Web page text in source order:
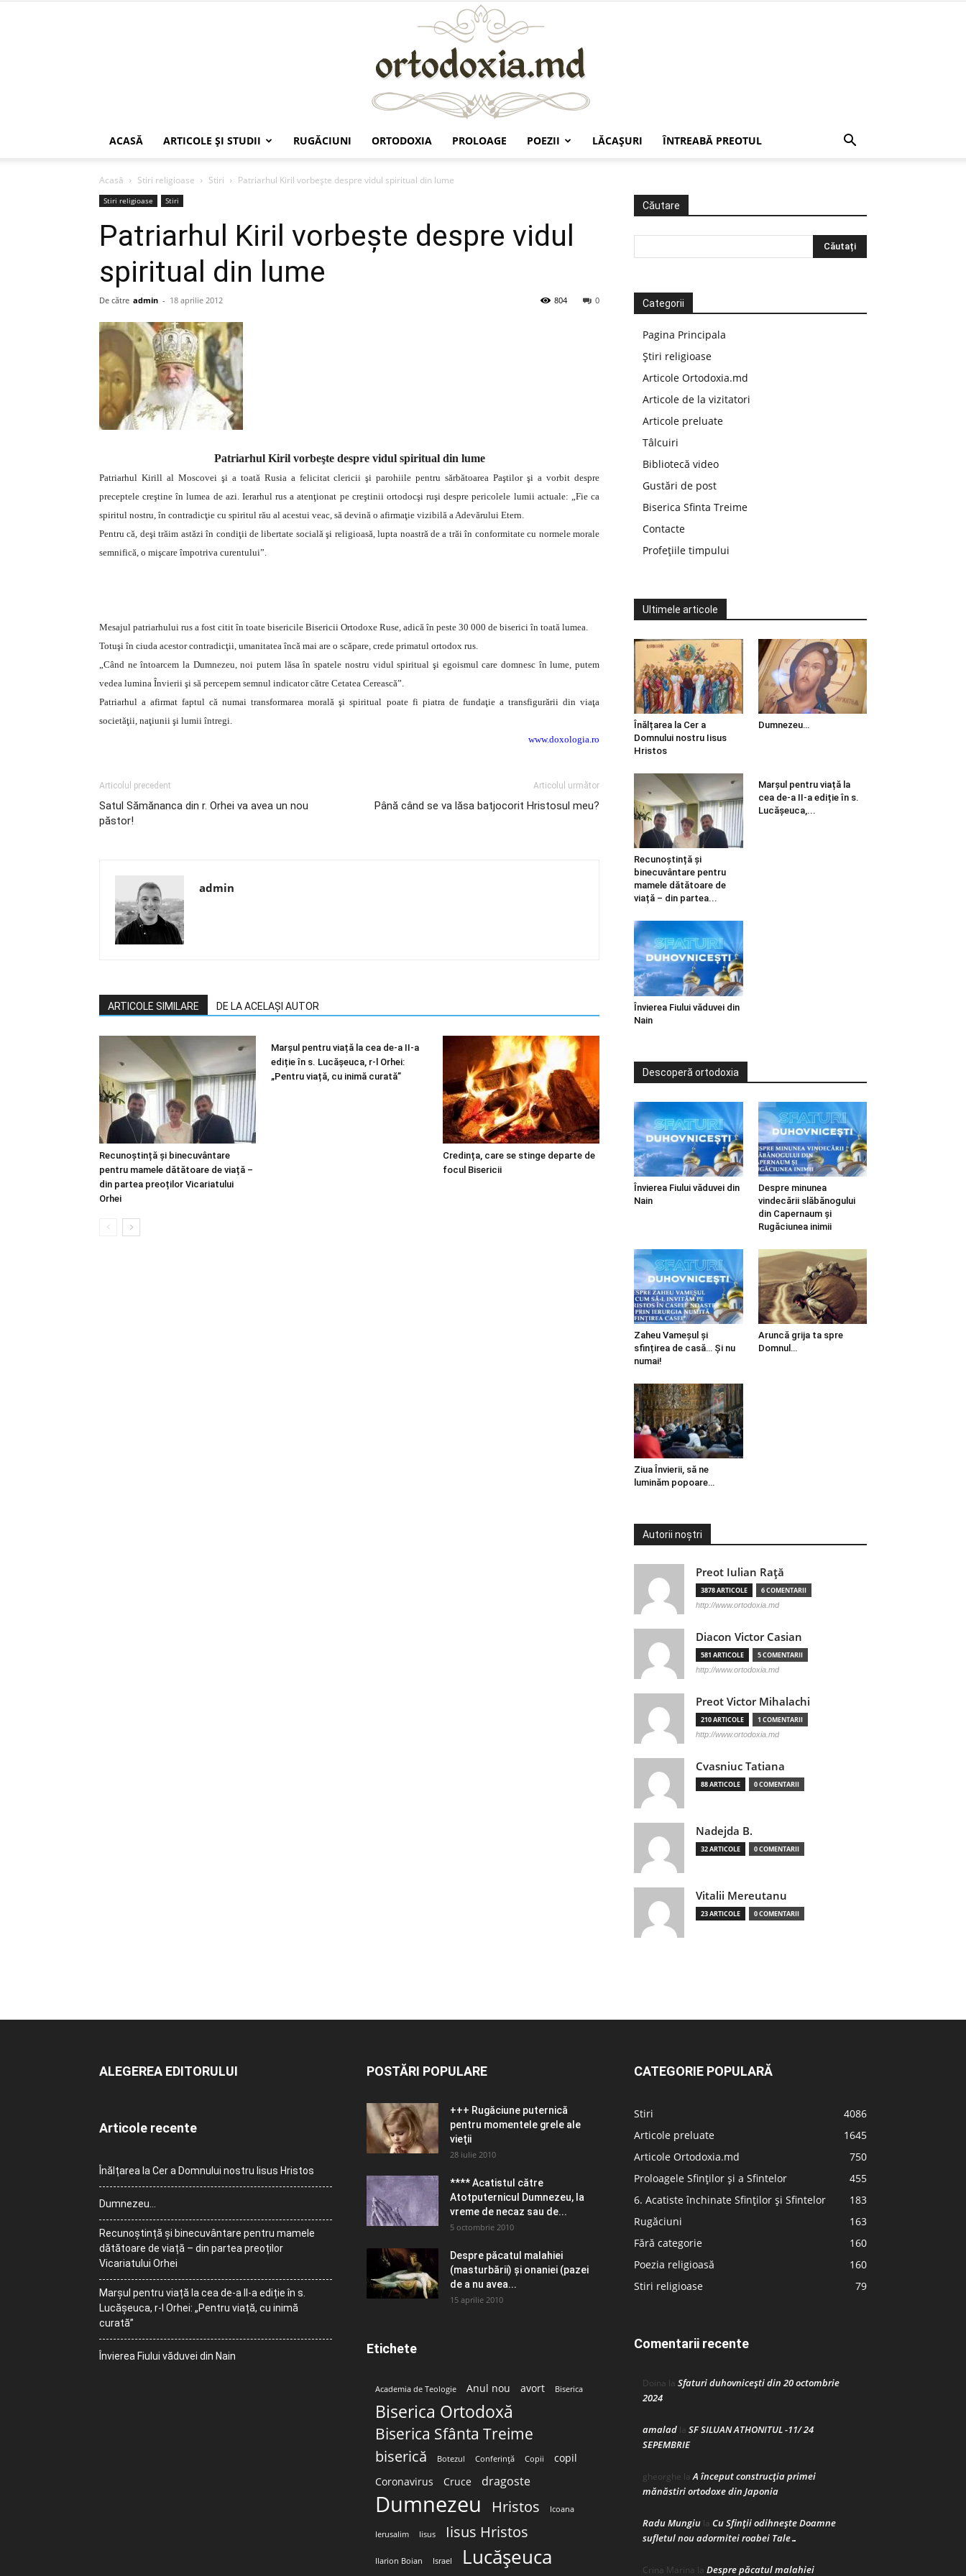
ACASĂ ARTICOLE ŞI STUDII RUGĂCIUNI ORTODOXIA PROLOAGE POEZII LĂCAŞURI ÎNTREABĂ PREOTUL
Acasă Stiri religioase Stiri Patriarhul Kiril vorbeşte despre vidul spiritual din lume
Stiri religioase Stiri
Patriarhul Kiril vorbeşte despre vidul
spiritual din lume
De către admin - 18 aprilie 2012 0
804
Patriarhul Kiril vorbeşte despre vidul spiritual din lume
Patriarhul Kirill al Moscovei şi a toată Rusia a felicitat clericii şi parohiile pentru sărbătoarea Paştilor şi a vorbit despre
preceptele creştine în lumea de azi. Ierarhul rus a atenţionat pe creştinii ortodocşi ruşi despre pericolele lumii actuale: „Fie ca
spiritul nostru, în contradicţie cu spiritul rău al acestui veac, să devină o afirmaţie vizibilă a Adevărului Etern.
Pentru că, deşi trăim astăzi în condiţii de libertate socială şi religioasă, lupta noastră de a trăi în conformitate cu normele morale
semnifică, o mişcare împotriva curentului”.
Mesajul patriarhului rus a fost citit în toate bisericile Bisericii Ortodoxe Ruse, adică în peste 30 000 de biserici în toată lumea.
Totuşi în ciuda acestor contradicţii, umanitatea încă mai are o scăpare, crede primatul ortodox rus.
„Când ne întoarcem la Dumnezeu, noi putem lăsa în spatele nostru vidul spiritual şi egoismul care domnesc în lume, putem
vedea lumina Învierii şi să percepem semnul indicator către Cetatea Cerească”.
Patriarhul a afirmat faptul că numai transformarea morală şi spiritual poate fi piatra de fundaţie a transfigurării din viaţa
societăţii, naţiunii şi lumii întregi.
www.doxologia.ro
Articolul precedent
Satul Sămănanca din r. Orhei va avea un nou
păstor!
Articolul următor
Până când se va lăsa batjocorit Hristosul meu?
admin
ARTICOLE SIMILARE DE LA ACELAȘI AUTOR
Recunoștință și binecuvântare
pentru mamele dătătoare de viață –
din partea preoților Vicariatului
Orhei
Marșul pentru viață la cea de-a II-a
ediție în s. Lucășeuca, r-l Orhei:
„Pentru viață, cu inimă curată”
Credința, care se stinge departe de
focul Bisericii
Căutare
Categorii
Pagina Principala
Știri religioase
Articole Ortodoxia.md
Articole de la vizitatori
Articole preluate
Tâlcuiri
Bibliotecă video
Gustări de post
Biserica Sfinta Treime
Contacte
Profețiile timpului
Ultimele articole
Înălțarea la Cer a
Domnului nostru Iisus
Hristos
Dumnezeu…
Recunoștință și
binecuvântare pentru
mamele dătătoare de
viață – din partea...
Marșul pentru viață la
cea de-a II-a ediție în s.
Lucășeuca,...
Învierea Fiului văduvei din
Nain
Descoperă ortodoxia
Învierea Fiului văduvei din
Nain
Despre minunea
vindecării slăbănogului
din Capernaum și
Rugăciunea inimii
Zaheu Vameșul și
sfințirea de casă… Și nu
numai!
Aruncă grija ta spre
Domnul…
Ziua Învierii, să ne
luminăm popoare…
Autorii noștri
Preot Iulian Raţă
3878 ARTICOLE 6 COMENTARII
http://www.ortodoxia.md
Diacon Victor Casian
581 ARTICOLE 5 COMENTARII
http://www.ortodoxia.md
Preot Victor Mihalachi
210 ARTICOLE 1 COMENTARII
http://www.ortodoxia.md
Cvasniuc Tatiana
88 ARTICOLE 0 COMENTARII
Nadejda B.
32 ARTICOLE 0 COMENTARII
Vitalii Mereutanu
23 ARTICOLE 0 COMENTARII
ALEGEREA EDITORULUI
Articole recente
Înălțarea la Cer a Domnului nostru Iisus Hristos
Dumnezeu…
Recunoștință și binecuvântare pentru mamele
dătătoare de viață – din partea preoților
Vicariatului Orhei
Marșul pentru viață la cea de-a II-a ediție în s.
Lucășeuca, r-l Orhei: „Pentru viață, cu inimă
curată”
Învierea Fiului văduvei din Nain
POSTĂRI POPULARE
+++ Rugăciune puternică
pentru momentele grele ale
vieţii
28 iulie 2010
**** Acatistul către
Atotputernicul Dumnezeu, la
vreme de necaz sau de...
5 octombrie 2010
Despre păcatul malahiei
(masturbării) şi onaniei (pazei
de a nu avea...
15 aprilie 2010
Etichete
Academia de Teologie Anul nou avort Biserica
Biserica Ortodoxă
Biserica Sfânta Treime
biserică Botezul Conferință Copii
copil
Coronavirus
Cruce dragoste
Dumnezeu Hristos Icoana
Ierusalim Iisus Iisus Hristos
Ilarion Boian Israel Lucășeuca
CATEGORIE POPULARĂ
Stiri
4086
Articole preluate
1645
Articole Ortodoxia.md
750
Proloagele Sfinților și a Sfintelor
455
6. Acatiste închinate Sfinților și Sfintelor
183
Rugăciuni
163
Fără categorie
160
Poezia religioasă
160
Stiri religioase
79
Comentarii recente
Doina la Sfaturi duhovnicești din 20 octombrie
2024
amalad la SF SILUAN ATHONITUL -11/ 24
SEPEMBRIE
gheorghe laA început construcţia primei
mănăstiri ortodoxe din Japonia
Radu Mungiu la Cu Sfinții odihnește Doamne
sufletul nou adormitei roabei Tale…
Crina Marina la Despre păcatul malahiei